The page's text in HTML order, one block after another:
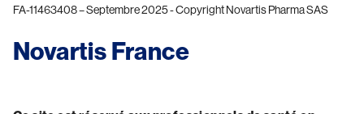
FA-11463408 – Septembre 2025 - Copyright Novartis Pharma SAS
Novartis France